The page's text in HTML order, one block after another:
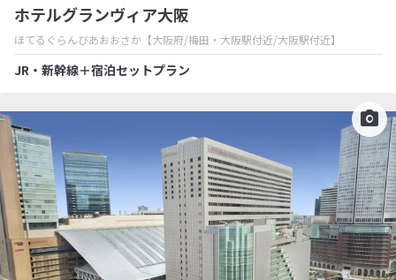
ホテルグランヴィア大阪
ほてるぐらんびあおおさか 【大阪府/梅田・大阪駅付近/大阪駅付近】
JR・新幹線＋宿泊セットプラン